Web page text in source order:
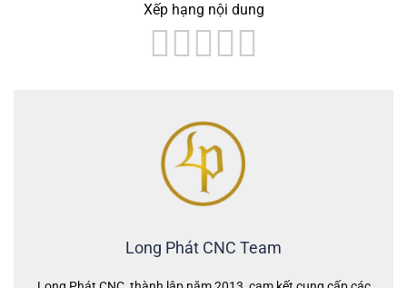
Xếp hạng nội dung
Long Phát CNC Team